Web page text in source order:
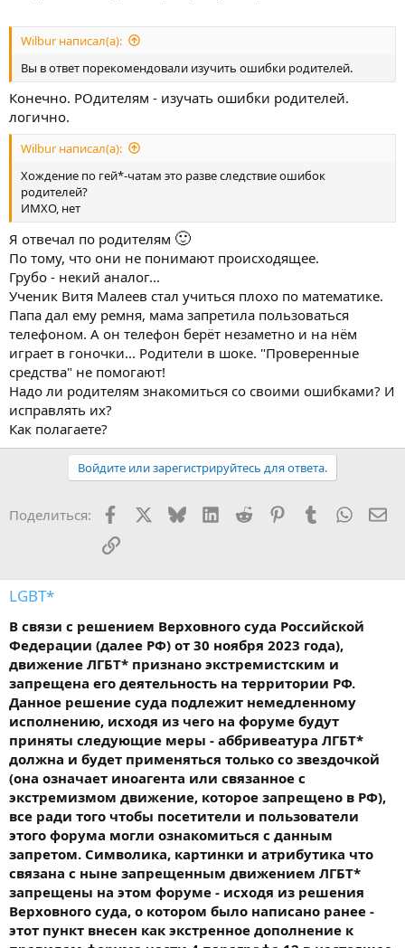
Wilbur написал(а):
Вы в ответ порекомендовали изучить ошибки родителей.
Конечно. РОдителям - изучать ошибки родителей.
логично.
Wilbur написал(а):
Хождение по гей*-чатам это разве следствие ошибок
родителей?
ИМХО, нет
Я отвечал по родителям 🙂
По тому, что они не понимают происходящее.
Грубо - некий аналог...
Ученик Витя Малеев стал учиться плохо по математике.
Папа дал ему ремня, мама запретила пользоваться
телефоном. А он телефон берёт незаметно и на нём
играет в гоночки... Родители в шоке. "Проверенные
средства" не помогают!
Надо ли родителям знакомиться со своими ошибками? И
исправлять их?
Как полагаете?
Войдите или зарегистрируйтесь для ответа.
Поделиться: Facebook BlueskyLinkedIn
Reddit PinterestTumblr
Ссылка
LGBT*
В связи с решением Верховного суда Российской
Федерации (далее РФ) от 30 ноября 2023 года),
движение ЛГБТ* признано экстремистским и
запрещена его деятельность на территории РФ.
Данное решение суда подлежит немедленному
исполнению, исходя из чего на форуме будут
приняты следующие меры - аббривеатура ЛГБТ*
должна и будет применяться только со звездочкой
(она означает иноагента или связанное с
экстремизмом движение, которое запрещено в РФ),
все ради того чтобы посетители и пользователи
этого форума могли ознакомиться с данным
запретом. Символика, картинки и атрибутика что
связана с ныне запрещенным движением ЛГБТ*
запрещены на этом форуме - исходя из решения
Верховного суда, о котором было написано ранее -
этот пункт внесен как экстренное дополнение к